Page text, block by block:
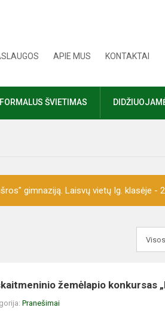
APIE MUS KONTAKTAI
ŠVIETIMAS
gimnaziją. Laisvų vietų Ig. klasėje -
žemėlapio konkursas
Pranešimai